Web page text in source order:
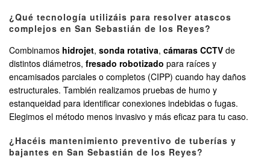
¿Qué tecnología utilizáis para resolver atascos
complejos en San Sebastián de los Reyes?
Combinamos hidrojet, sonda rotativa, cámaras CCTV de
distintos diámetros, fresado robotizado para raíces y
encamisados parciales o completos (CIPP) cuando hay daños
estructurales. También realizamos pruebas de humo y
estanqueidad para identificar conexiones indebidas o fugas.
Elegimos el método menos invasivo y más eficaz para tu caso.
¿Hacéis mantenimiento preventivo de tuberías y
bajantes en San Sebastián de los Reyes?